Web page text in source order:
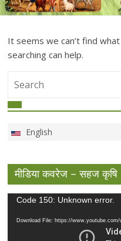
It seems we can’t find
searching can help.
English
मीडिया कवरेज – सहज कृषि
Video
Code 150: Unknown error.
Download File: https://